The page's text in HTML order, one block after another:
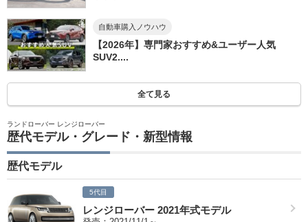
自動車購入ノウハウ
【2026年】専門家おすすめ&ユーザー人気
SUV2....
全て見る
ランドローバー レンジローバー
歴代モデル・グレード・新型情報
歴代モデル
5代目
レンジローバー 2021年式モデル